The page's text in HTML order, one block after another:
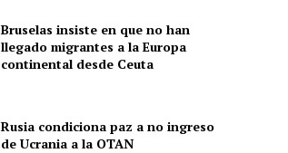
Bruselas insiste en que no han
llegado migrantes a la Europa
continental desde Ceuta
Rusia condiciona paz a no ingreso
de Ucrania a la OTAN